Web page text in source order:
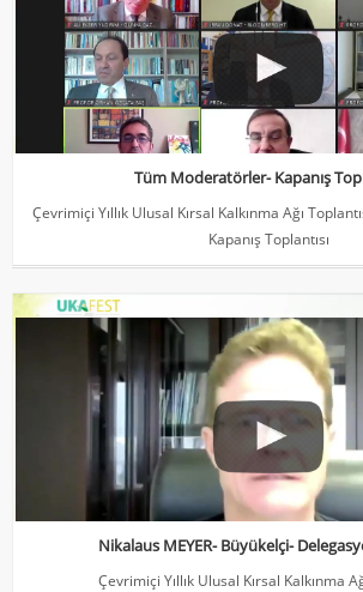
Moderatörler- Kapanış
Tüm Moderatörler- Kapanış
Çevrimiçi Yıllık Ulusal Kırsal Kalkınma Ağı
Kapanış Toplantısı
Nikalaus MEYER- Büyükelçi-
Çevrimiçi Yıllık Ulusal Kırsal Kalkınma
Nikalaus MEYER- Büyükelçi-
Çevrimiçi Yıllık Ulusal Kırsal Kalkınma